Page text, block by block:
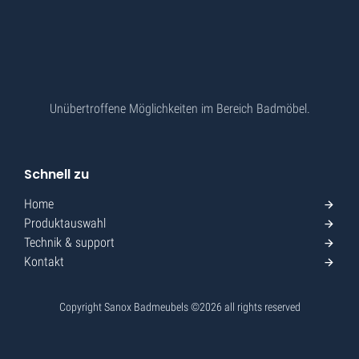
Unübertroffene Möglichkeiten im Bereich Badmöbel.
Schnell zu
Home
Produktauswahl
Technik & support
Kontakt
Copyright Sanox Badmeubels ©2026 all rights reserved